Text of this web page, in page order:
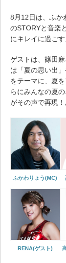
8月12日は、ふか
のSTORYと音楽
にキレイに過ご
ゲストは、篠田
は「夏の思い出
をテーマに、夏
らにみんなの夏
がその声で再現
ふかわりょう(MC)
RENA(ゲスト)